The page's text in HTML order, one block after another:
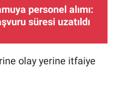
personel alımı:
süresi uzatıldı
olay yerine itfaiye